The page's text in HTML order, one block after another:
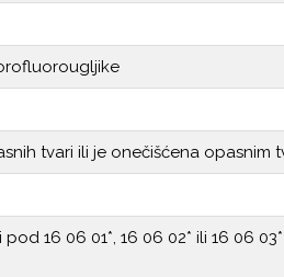
tvari ili je onečišćena opasnim
16 06 01*, 16 06 02* ili 16 06